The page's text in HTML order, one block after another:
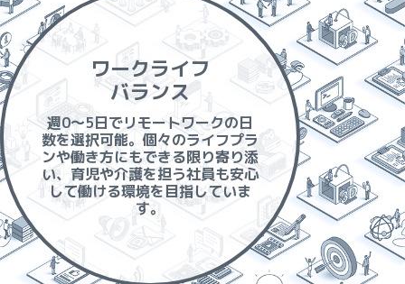
ワークライフ
バランス
週0～5日でリモートワークの日
数を選択可能。個々のライフプラ
ンや働き方にもできる限り寄り添
い、育児や介護を担う社員も安心
して働ける環境を目指していま
す。